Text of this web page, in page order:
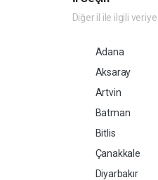
Diğer il ile ilgili
Adana
Aksaray
Artvin
Batman
Bitlis
Çanakkale
Diyarbakır